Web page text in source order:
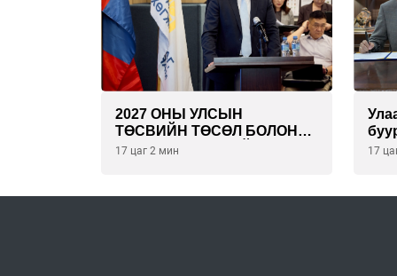
2027 ОНЫ УЛСЫН
ТӨСВИЙН ТӨСӨЛ БОЛОН
2026 ОНЫ ТӨСВИЙН
ХЭЛЭЛЦҮҮЛЭГ БОЛЛОО
17 цаг 2 мин
тай
17